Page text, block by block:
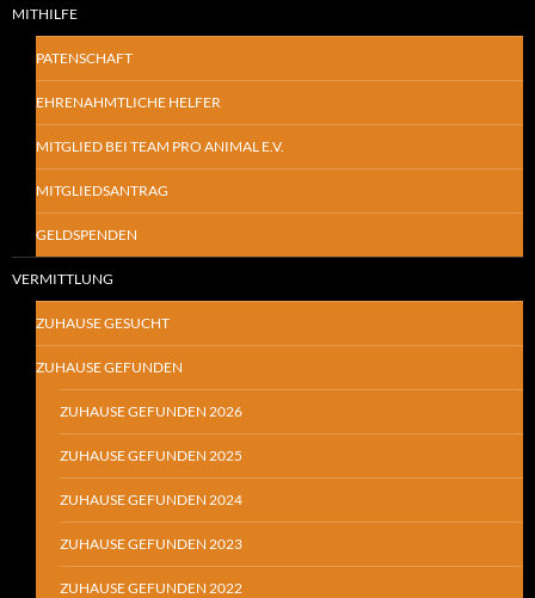
MITHILFE
PATENSCHAFT
EHRENAHMTLICHE HELFER
MITGLIED BEI TEAM PRO ANIMAL E.V.
MITGLIEDSANTRAG
GELDSPENDEN
VERMITTLUNG
ZUHAUSE GESUCHT
ZUHAUSE GEFUNDEN
ZUHAUSE GEFUNDEN 2026
ZUHAUSE GEFUNDEN 2025
ZUHAUSE GEFUNDEN 2024
ZUHAUSE GEFUNDEN 2023
ZUHAUSE GEFUNDEN 2022